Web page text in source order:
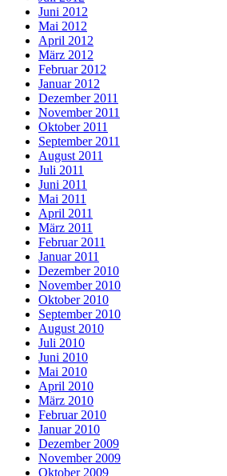
Juni 2012
Mai 2012
April 2012
März 2012
Februar 2012
Januar 2012
Dezember 2011
November 2011
Oktober 2011
September 2011
August 2011
Juli 2011
Juni 2011
Mai 2011
April 2011
März 2011
Februar 2011
Januar 2011
Dezember 2010
November 2010
Oktober 2010
September 2010
August 2010
Juli 2010
Juni 2010
Mai 2010
April 2010
März 2010
Februar 2010
Januar 2010
Dezember 2009
November 2009
Oktober 2009